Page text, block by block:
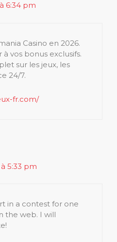
6:34 pm
Casino en 2026.
vos bonus exclusifs.
sur les jeux, les
24/7.
fr.com/
5:33 pm
in a contest for one
the web. I will